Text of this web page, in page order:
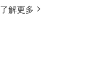
了解更多